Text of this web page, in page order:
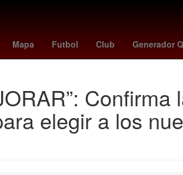
Mapa Futbol Club Generador
Europa League Final Oficina de la
elegir a los